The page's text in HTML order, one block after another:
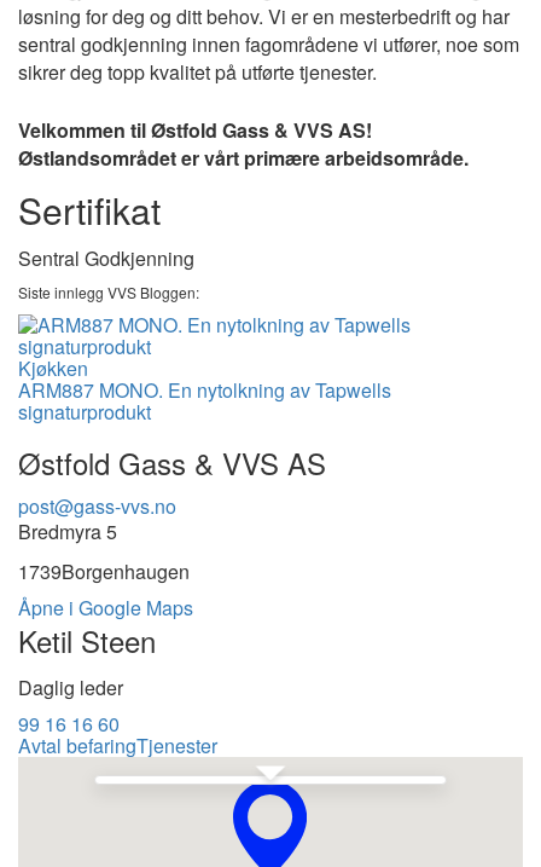
løsning for deg og ditt behov. Vi er en mesterbedrift og har
sentral godkjenning innen fagområdene vi utfører, noe som
sikrer deg topp kvalitet på utførte tjenester.
Velkommen til Østfold Gass & VVS AS!
Østlandsområdet er vårt primære arbeidsområde.
Sertifikat
Sentral Godkjenning
Siste innlegg VVS Bloggen:
Kjøkken
ARM887 MONO. En nytolkning av Tapwells
signaturprodukt
Østfold Gass & VVS AS
post@gass-vvs.no
Bredmyra 5
1739Borgenhaugen
Åpne i Google Maps
Ketil Steen
Daglig leder
99 16 16 60
Avtal befaringTjenester